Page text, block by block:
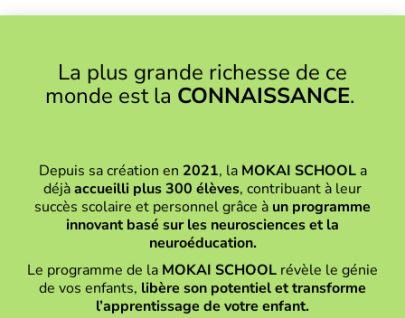
La plus grande richesse de ce
monde est la CONNAISSANCE.
Depuis sa création en 2021, la MOKAI SCHOOLa
déjàaccueilli plus 300 élèves, contribuant à leur
succès scolaire et personnel grâce à un programme
innovant basé sur les neurosciences et la
neuroéducation.
Le programme de la MOKAI SCHOOL révèle le génie
de vos enfants, libère son potentiel et transforme
l’apprentissage de votre enfant.